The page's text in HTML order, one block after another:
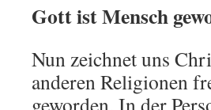
Gott ist Mensch
Nun zeichnet uns
anderen Religionen
geworden. In der